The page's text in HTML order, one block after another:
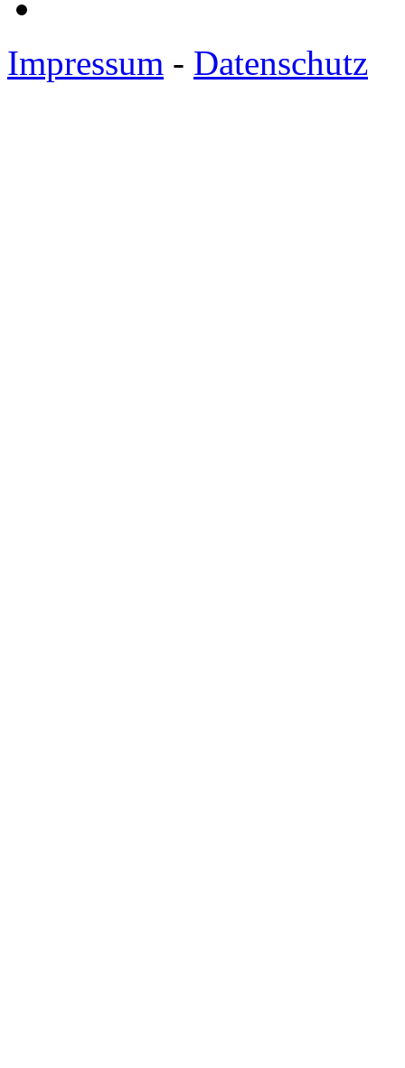
Impressum - Datenschutz